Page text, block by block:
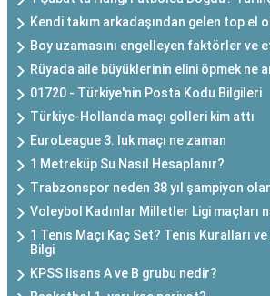
Kendi takım arkadaşından gelen top el
Boy uzamasını engelleyen faktörler ve
Rüyada aile büyüklerinin elini öpmek ne
01720 - Türkiye'nin Posta Kodu Bilgileri
Türkiye-Hollanda maçı golleri kim attı
EuroLeague 3. luk maçı ne zaman
1 Metreküp Su Nasıl Hesaplanır?
Trabzonspor neden 38 yıl şampiyon
Voleybol Kadınlar Milletler Ligi maçları
1 Tenis Maçı Kaç Set? Tenis Kuralları ve
Bilgi
KPSS lisans A ve B grubu nedir?